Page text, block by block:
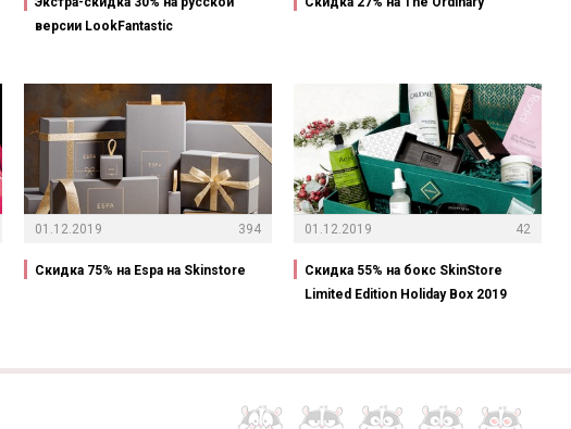
версии LookFantastic
01.12.2019 394
Скидка 75% на Espa на Skinstore
01.12.2019 42
Скидка 55% на бокс SkinStore
Limited Edition Holiday Box 2019